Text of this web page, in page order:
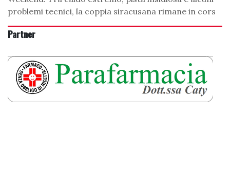
problemi tecnici, la coppia siracusana rimane in cors
Partner